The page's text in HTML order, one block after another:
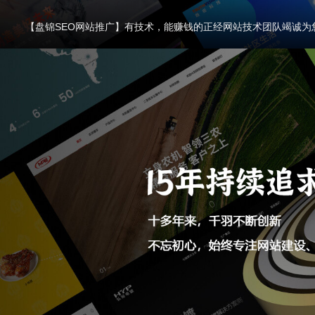
【盘锦SEO网站推广】有技术，能赚钱的正经网站技术团队竭诚为